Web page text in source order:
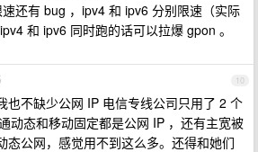
还有 bug ，ipv4 和 ipv6 分别限速（实际
和 ipv6 同时跑的话可以拉爆 gpon 。
10
也不缺少公网 IP 电信专线公司只用了 2 个
动态和移动固定都是公网 IP ，还有主宽被
态公网，感觉用不到这么多。还得和她们